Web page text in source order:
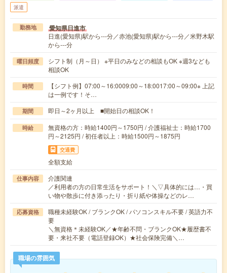
派遣
勤務地 愛知県日進市
日進(愛知県)駅から---分／赤池(愛知県)駅から---分／米野木駅
から---分
曜日頻度
シフト制（月～日） ※平日のみなどの相談もOK ※週3なども
相談OK
時間
【シフト例】07:00～16:0009:00～18:0017:00～09:00※ 上記
は一例です！そ…
期間 即日～2ヶ月以上 ■開始日の相談OK！
時給
無資格の方：時給1400円～1750円 / 介護福祉士：時給1700
円～2125円 / 初任者以上：時給1500円～1875円
交通費
全額支給
仕事内容
介護関連
／利用者の方の日常生活をサポート！＼▽具体的には…・買
い物や散歩に付き添ったり・折り紙や体操などのレ…
応募資格
職種未経験OK / ブランクOK / パソコンスキル不要 / 英語力不
要
＼無資格＊未経験OK／★年齢不問・ブランクOK★履歴書不
要・来社不要（電話登録OK）★社会保険完備＼…
職場の雰囲気